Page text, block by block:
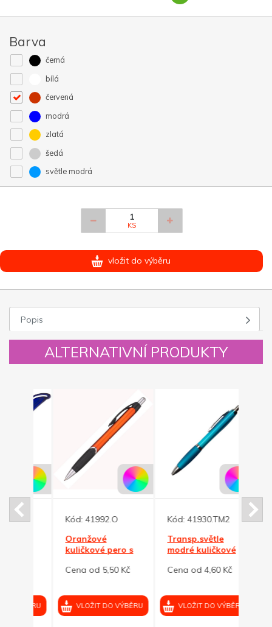
Barva
černá
bílá
červená
modrá
zlatá
šedá
světle modrá
KS
vložit do výběru
Popis
ALTERNATIVNÍ PRODUKTY
Kód:41992.O
Oranžové
kuličkové pero s
Cena od 5,50 Kč
VLOŽIT DO VÝBĚRU
Kód:41930.TM2
Transp.světle
modré kuličkové
Cena od 4,60 Kč
VLOŽIT DO VÝBĚRU
Kód: